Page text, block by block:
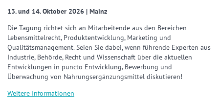
13. und 14. Oktober 2026 | Mainz
Die Tagung richtet sich an Mitarbeitende aus den Bereichen
Lebensmittelrecht, Produktentwicklung, Marketing und
Qualitätsmanagement. Seien Sie dabei, wenn führende Experten aus
Industrie, Behörde, Recht und Wissenschaft über die aktuellen
Entwicklungen in puncto Entwicklung, Bewerbung und
Überwachung von Nahrungsergänzungsmittel diskutieren!
Weitere Informationen